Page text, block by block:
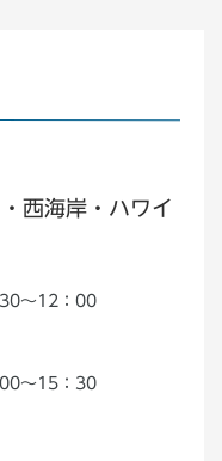
西海岸・ハワイ
～12：00
～15：30